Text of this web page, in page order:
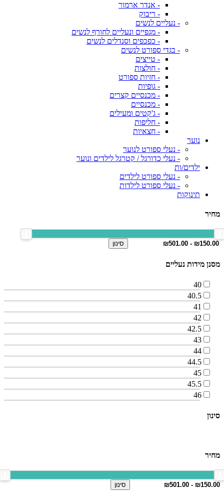
- אנדר ארמור
- ריבוק
- נעליים לנשים
- מגפיים ונעליים לחורף לנשים
- כפכפים וסנדלים לנשים
- בגדי ספורט לנשים
- טייצים
- חולצות
- חזיות ספורט
- גופיות
- מכנסיים קצרים
- מכנסיים
- ג'קטים ומעילים
- חליפות
- חצאיות
נוער
- נעלי ספורט לנוער
- נעלי כדורגל / קטרגל לילדים ונוער
ילדים/ות
- נעלי ספורט לילדים
- נעלי ספורט לילדות
תינוקות
מחיר
סינון
מסנן מידות נעליים
40
40.5
41
42
42.5
43
44
44.5
45
45.5
46
סינון
מחיר
סינון